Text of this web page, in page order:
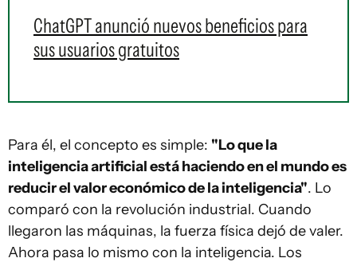
ChatGPT anunció nuevos beneficios para
sus usuarios gratuitos
Para él, el concepto es simple: "Lo que la
inteligencia artificial está haciendo en el mundo es
reducir el valor económico de la inteligencia". Lo
comparó con la revolución industrial. Cuando
llegaron las máquinas, la fuerza física dejó de valer.
Ahora pasa lo mismo con la inteligencia. Los